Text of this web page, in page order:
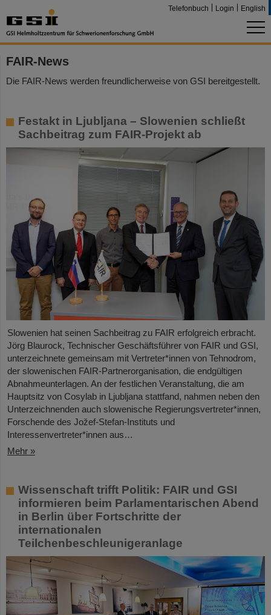
Telefonbuch Login English
FAIR-News
Die FAIR-News werden freundlicherweise von GSI bereitgestellt.
Festakt in Ljubljana – Slowenien schließt
Sachbeitrag zum FAIR-Projekt ab
Slowenien hat seinen Sachbeitrag zu FAIR erfolgreich erbracht.
Jörg Blaurock, Technischer Geschäftsführer von FAIR und GSI,
unterzeichnete gemeinsam mit Vertreter*innen von Tehnodrom,
der slowenischen FAIR-Partnerorganisation, die endgültigen
Abnahmeunterlagen. An der festlichen Veranstaltung, die am
Hauptsitz von Cosylab in Ljubljana stattfand, nahmen neben den
Unterzeichnenden auch slowenische Regierungsvertreter*innen,
Forschende des Jožef-Stefan-Instituts und
Interessenvertreter*innen aus…
Mehr »
Wissenschaft trifft Politik: FAIR und GSI
informieren beim Parlamentarischen Abend
in Berlin über Fortschritte der
internationalen
Teilchenbeschleunigeranlage